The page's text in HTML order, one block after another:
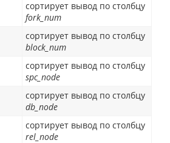
сортирует вывод по столбцу
fork_num
сортирует вывод по столбцу
block_num
сортирует вывод по столбцу
spc_node
сортирует вывод по столбцу
db_node
сортирует вывод по столбцу
rel_node